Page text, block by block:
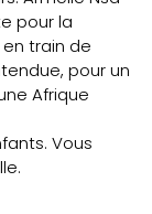
pour la
train de
pour un
Afrique
Vous